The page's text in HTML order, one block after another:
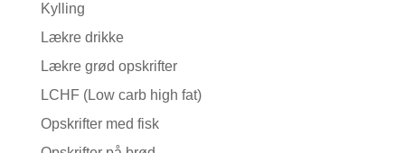
Kylling
Lækre drikke
Lækre grød opskrifter
LCHF (Low carb high fat)
Opskrifter med fisk